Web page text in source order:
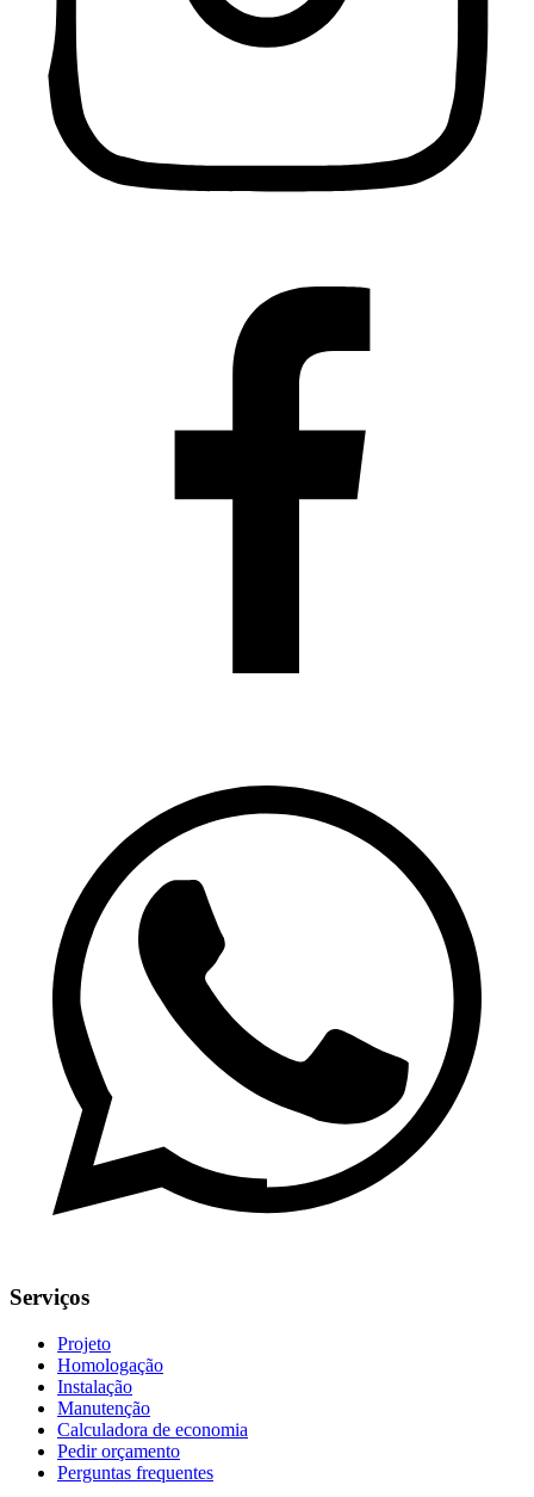
Serviços
Projeto
Homologação
Instalação
Manutenção
Calculadora de economia
Pedir orçamento
Perguntas frequentes